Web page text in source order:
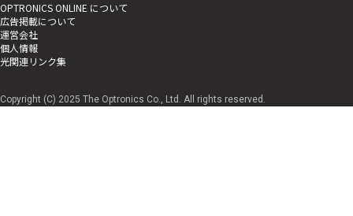
OPTRONICS ONLINE について
広告掲載について
運営会社
個人情報
光関連リンク集
Copyright (C) 2025 The Optronics Co., Ltd. All rights reserved.